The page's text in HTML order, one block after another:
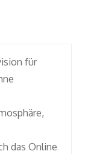
für
das Online